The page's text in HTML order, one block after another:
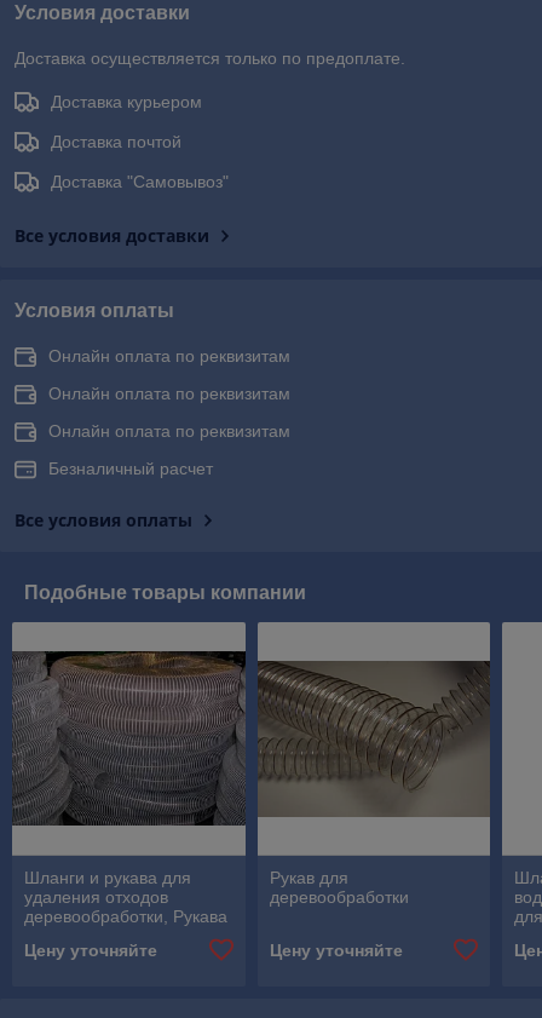
Условия доставки
Доставка осуществляется только по предоплате.
Доставка курьером
Доставка почтой
Доставка "Самовывоз"
Все условия доставки
Условия оплаты
Онлайн оплата по реквизитам
Онлайн оплата по реквизитам
Онлайн оплата по реквизитам
Безналичный расчет
Все условия оплаты
Подобные товары компании
Шланги и рукава для
удаления отходов
деревообработки, Рукава
шланги для стружки
Цену уточняйте
Рукав для
деревообработки
Цену уточняйте